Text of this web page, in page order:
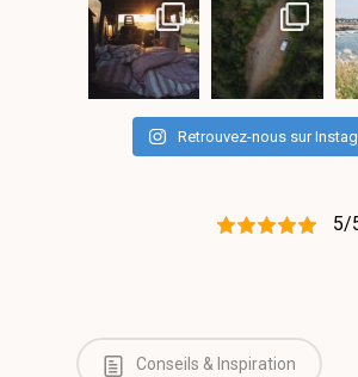
Retrouvez-nous sur
5/
Conseils & Inspiration